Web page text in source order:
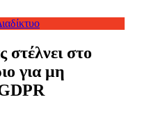
στο
για μη